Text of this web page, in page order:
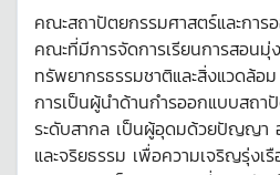
คณะสถาปัตยกรรมศาสตร์และกา
คณะที่มีการจัดการเรียนการสอนมุ่
ทรัพยากรธรรมชาติและสิ่งแวด
การเป็นผู้นำด้านกำรออกแบบสถา
ระดับสากล เป็นผู้อุดมด้วยปัญญ
และจริยธรรม เพื่อความเจริญรุ่ง